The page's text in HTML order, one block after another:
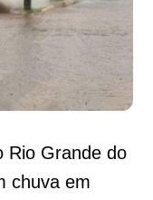
Rio Grande do
chuva em